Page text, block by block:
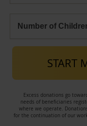
START
Excess donations go
needs of beneficiaries
where we operate.
for the continuation of our